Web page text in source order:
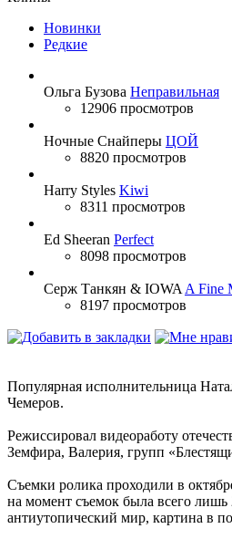
Новинки
Редкие
Ольга Бузова Неправильная
12906 просмотров
Ночные Снайперы ЦОЙ
8820 просмотров
Harry Styles Kiwi
8311 просмотров
Ed Sheeran Perfect
8098 просмотров
Серж Танкян & IOWA A Fine
8197 просмотров
Популярная исполнительница
Чемеров.
Режиссировал видеоработу
Земфира, Валерия, групп
Съемки ролика проходили в
на момент съемок была всего
антиутопический мир, картина в